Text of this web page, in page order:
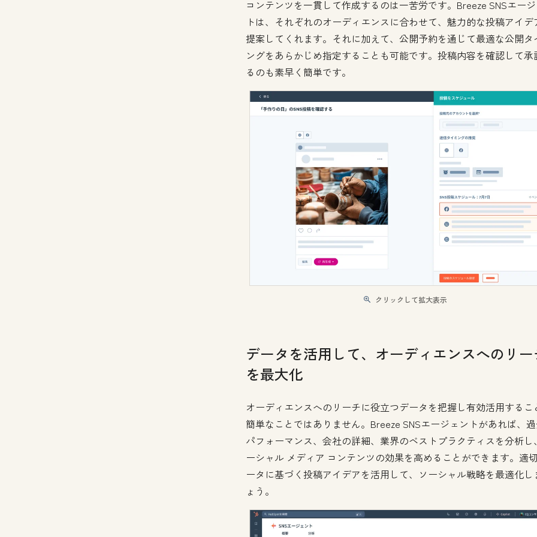
コンテンツを一貫して作成するのは一苦労です。Breeze SNSエー
トは、それぞれのオーディエンスに合わせて、魅力的な投稿アイデ
提案してくれます。それに加えて、公開予約を通じて最適な公開タ
ングをあらかじめ指定することも可能です。投稿内容を確認して承
るのも素早く簡単です。
クリックして拡大表示
データを活用して、オーディエンスへのリ
を最大化
オーディエンスへのリーチに役立つデータを把握し有効活用するこ
簡単なことではありません。Breeze SNSエージェントがあれば、
パフォーマンス、会社の詳細、業界のベストプラクティスを分析し
ーシャル メディア コンテンツの効果を高めることができます。適
ータに基づく投稿アイデアを活用して、ソーシャル戦略を最適化し
ょう。